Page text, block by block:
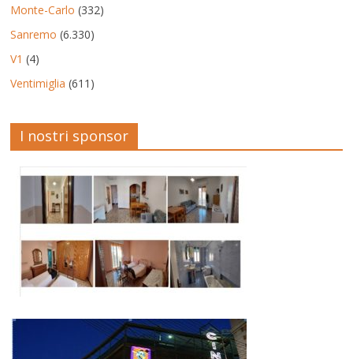
Monte-Carlo (332)
Sanremo (6.330)
V1 (4)
Ventimiglia (611)
I nostri sponsor